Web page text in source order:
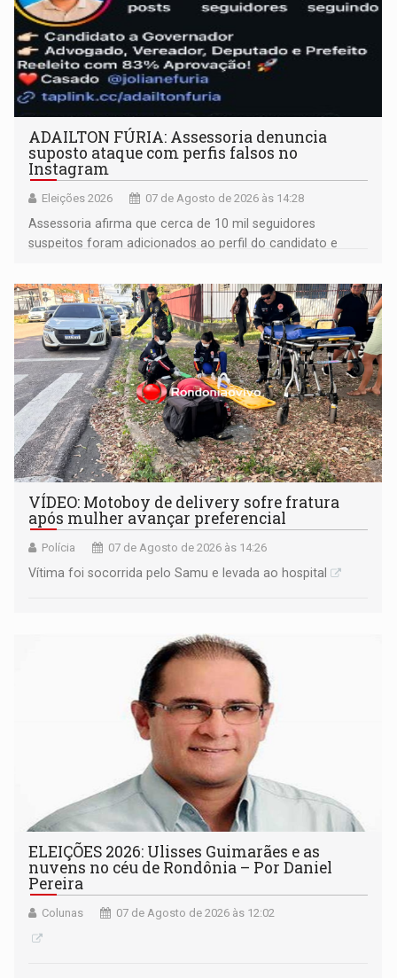
ADAILTON FÚRIA: Assessoria denuncia
suposto ataque com perfis falsos no
Instagram
Eleições 2026 07 de Agosto de 2026 às 14:28
Assessoria afirma que cerca de 10 mil seguidores
suspeitos foram adicionados ao perfil do candidato e
remover as contas
VÍDEO: Motoboy de delivery sofre fratura
após mulher avançar preferencial
Polícia 07 de Agosto de 2026 às 14:26
Vítima foi socorrida pelo Samu e levada ao hospital
ELEIÇÕES 2026: Ulisses Guimarães e as
nuvens no céu de Rondônia – Por Daniel
Pereira
Colunas 07 de Agosto de 2026 às 12:02